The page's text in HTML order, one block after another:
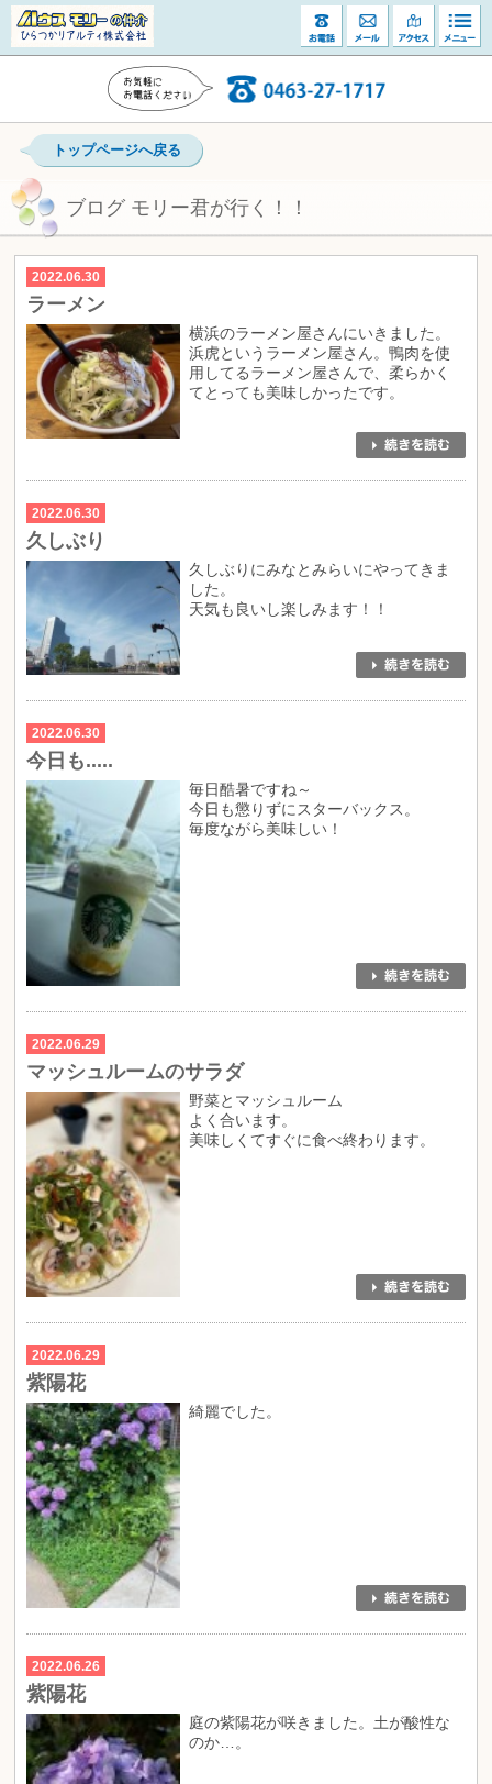
トップページへ戻る
ブログ モリー君が行く！！
2022.06.30
ラーメン
横浜のラーメン屋さんにいきました。
浜虎というラーメン屋さん。鴨肉を使
用してるラーメン屋さんで、柔らかく
てとっても美味しかったです。
2022.06.30
久しぶり
久しぶりにみなとみらいにやってきま
した。
天気も良いし楽しみます！！
2022.06.30
今日も.....
毎日酷暑ですね～
今日も懲りずにスターバックス。
毎度ながら美味しい！
2022.06.29
マッシュルームのサラダ
野菜とマッシュルーム
よく合います。
美味しくてすぐに食べ終わります。
2022.06.29
紫陽花
綺麗でした。
2022.06.26
紫陽花
庭の紫陽花が咲きました。土が酸性な
のか…。